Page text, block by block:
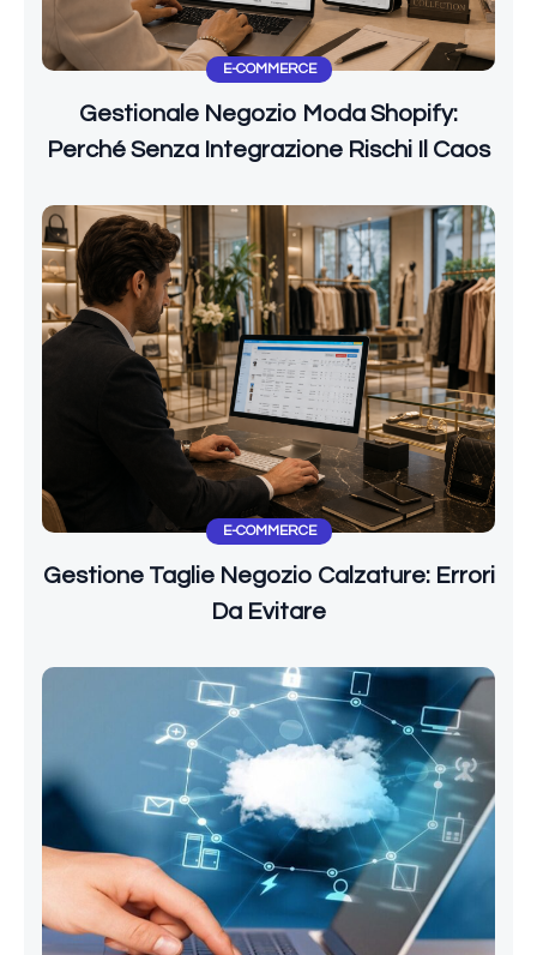
E-COMMERCE
Gestionale Negozio Moda Shopify:
Perché Senza Integrazione Rischi Il Caos
E-COMMERCE
Gestione Taglie Negozio Calzature: Errori
Da Evitare